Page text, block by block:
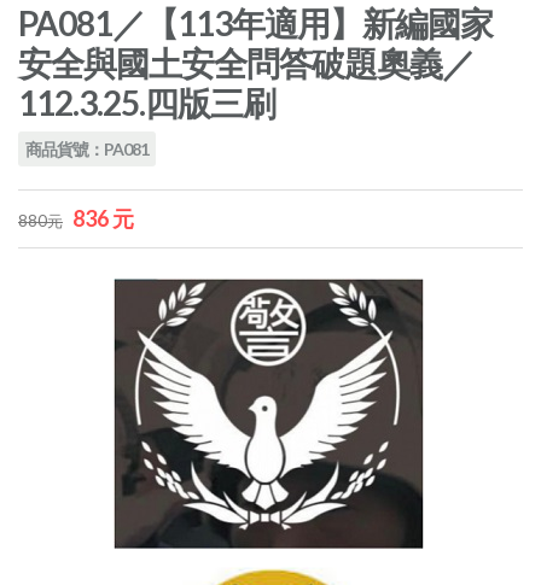
PA081／【113年適用】新編國家
安全與國土安全問答破題奧義／
112.3.25.四版三刷
商品貨號：PA081
880元 836 元